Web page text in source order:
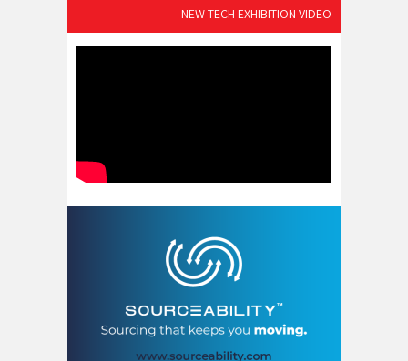
NEW-TECH EXHIBITION VIDEO